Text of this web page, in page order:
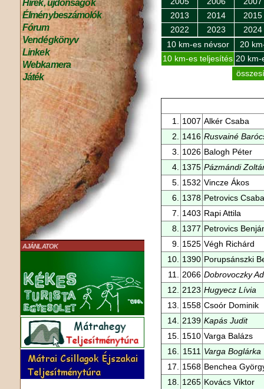
Hírek, újdonságok
Élménybeszámolók
Fórum
Vendégkönyv
Linkek
Webkamera
Játék
AJÁNLATOK
2013
2014
2015
2022
2023
2024
10 km-es névsor
20
10 km-es teljesítés 20 km-
1. 1007 Alkér Csaba
2.
1416 Rusvainé
3.
1026 Balogh Péter
4.
1375 Pázmándi
5.
1532 Vincze Ákos
6.
1378 Petrovics Csaba
7.
1403 Rapi Attila
8.
1377 Petrovics
9.
1525 Végh Richárd
10.
1390 Porupsánszki
11.
2066 Dobrovoczky
12.
2123 Hugyecz Lívia
13.
1558 Csoór Dominik
14.
2139 Kapás Judit
15.
1510 Varga Balázs
16.
1511 Varga Boglárka
17.
1568 Benchea
18.
1265 Kovács Viktor